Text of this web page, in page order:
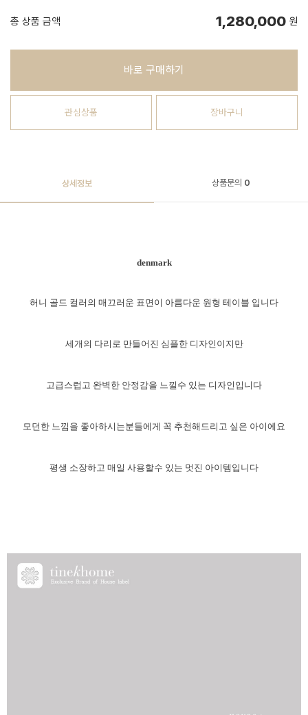
총 상품 금액 1,280,000 원
바로 구매하기
관심상품 장바구니
상세정보 상품문의 0
denmark
허니 골드 컬러의 매끄러운 표면이 아름다운 원형 테이블 입니다
세개의 다리로 만들어진 심플한 디자인이지만
고급스럽고 완벽한 안정감을 느낄수 있는 디자인입니다
모던한 느낌을 좋아하시는분들에게 꼭 추천해드리고 싶은 아이에요
평생 소장하고 매일 사용할수 있는 멋진 아이템입니다